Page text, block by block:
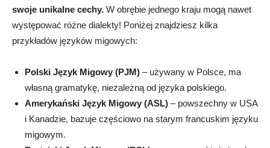
swoje unikalne cechy. W obrębie jednego kraju mogą nawet
występować różne dialekty! Poniżej znajdziesz kilka
przykładów języków migowych:
Polski Język Migowy (PJM) – używany w Polsce, ma
własną gramatykę, niezależną od języka polskiego.
Amerykański Język Migowy (ASL) – powszechny w USA
i Kanadzie, bazuje częściowo na starym francuskim języku
migowym.